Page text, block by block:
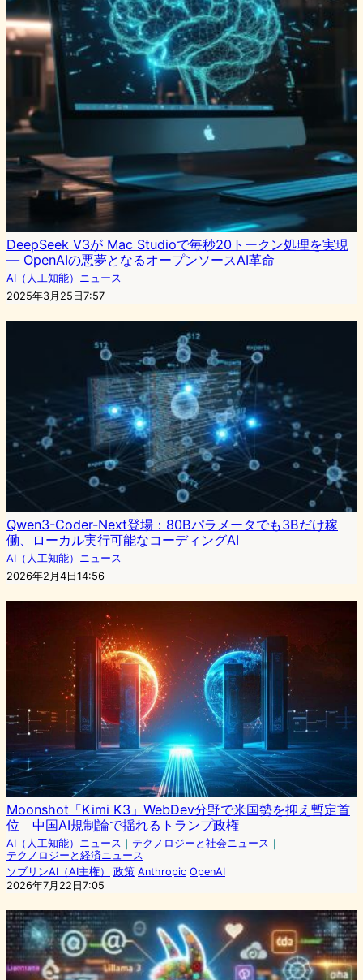
DeepSeek V3が Mac Studioで毎秒20トークン処理を実現
— OpenAIの悪夢となるオープンソースAI革命
AI（人工知能）ニュース
2025年3月25日7:57
Qwen3-Coder-Next登場：80Bパラメータでも3Bだけ稼
働、ローカル実行可能なコーディングAI
AI（人工知能）ニュース
2026年2月4日14:56
Moonshot「Kimi K3」WebDev分野で米国勢を抑え暫定首
位 中国AI規制論で揺れるトランプ政権
AI（人工知能）ニュース ｜ テクノロジーと社会ニュース ｜
テクノロジーと経済ニュース
ソブリンAI（AI主権）
政策 Anthropic OpenAI
2026年7月22日7:05